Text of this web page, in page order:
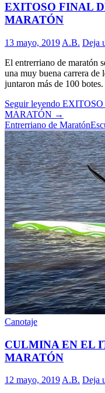
EXITOSO FINAL
MARATÓN
13 mayo, 2019 A.B. Deja
El entrerriano de maratón
una muy buena carrera de
juntaron más de 100 botes.
Seguir leyendo
MARATÓN →
Entrerriano de Maratón
Canotaje
CULMINA EN EL
MARATÓN
12 mayo, 2019 A.B. Deja